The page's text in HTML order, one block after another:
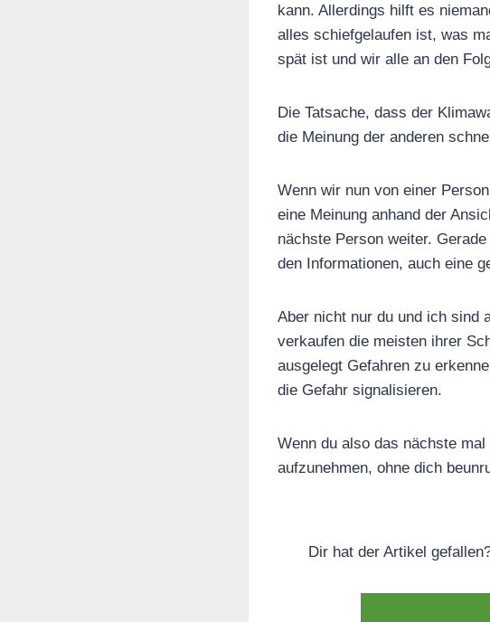
kann. Allerdings hilft es
alles schiefgelaufen ist, was
spät ist und wir alle an den
Die Tatsache, dass der
die Meinung der anderen
Wenn wir nun von einer
eine Meinung anhand der
nächste Person weiter.
den Informationen, auch eine
Aber nicht nur du und ich sind
verkaufen die meisten ihrer
ausgelegt Gefahren zu
die Gefahr signalisieren.
Wenn du also das nächste
aufzunehmen, ohne dich
Dir hat der Artikel